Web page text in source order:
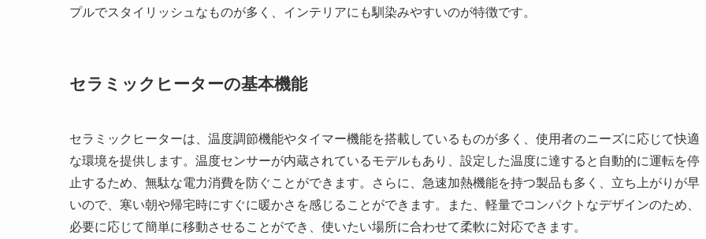
プルでスタイリッシュなものが多く、インテリアにも馴染みやすいのが特徴です。
セラミックヒーターの基本機能
セラミックヒーターは、温度調節機能やタイマー機能を搭載しているものが多く、使用者のニーズに応じて快適
な環境を提供します。温度センサーが内蔵されているモデルもあり、設定した温度に達すると自動的に運転を停
止するため、無駄な電力消費を防ぐことができます。さらに、急速加熱機能を持つ製品も多く、立ち上がりが早
いので、寒い朝や帰宅時にすぐに暖かさを感じることができます。また、軽量でコンパクトなデザインのため、
必要に応じて簡単に移動させることができ、使いたい場所に合わせて柔軟に対応できます。